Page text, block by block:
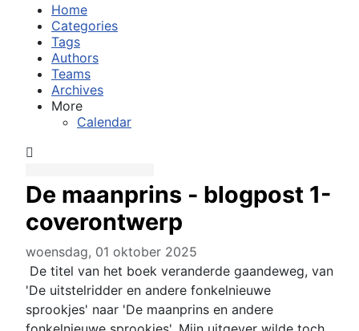
Home
Categories
Tags
Authors
Teams
Archives
More
Calendar
De maanprins - blogpost 1-
coverontwerp
woensdag, 01 oktober 2025
De titel van het boek veranderde gaandeweg, van
'De uitstelridder en andere fonkelnieuwe
sprookjes' naar 'De maanprins en andere